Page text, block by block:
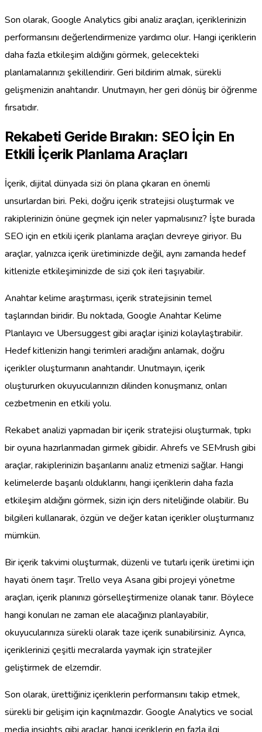
Son olarak, Google Analytics gibi analiz araçları, içeriklerinizin
performansını değerlendirmenize yardımcı olur. Hangi içeriklerin
daha fazla etkileşim aldığını görmek, gelecekteki
planlamalarınızı şekillendirir. Geri bildirim almak, sürekli
gelişmenizin anahtarıdır. Unutmayın, her geri dönüş bir öğrenme
fırsatıdır.
Rekabeti Geride Bırakın: SEO İçin En
Etkili İçerik Planlama Araçları
İçerik, dijital dünyada sizi ön plana çıkaran en önemli
unsurlardan biri. Peki, doğru içerik stratejisi oluşturmak ve
rakiplerinizin önüne geçmek için neler yapmalısınız? İşte burada
SEO için en etkili içerik planlama araçları devreye giriyor. Bu
araçlar, yalnızca içerik üretiminizde değil, aynı zamanda hedef
kitlenizle etkileşiminizde de sizi çok ileri taşıyabilir.
Anahtar kelime araştırması, içerik stratejisinin temel
taşlarından biridir. Bu noktada, Google Anahtar Kelime
Planlayıcı ve Ubersuggest gibi araçlar işinizi kolaylaştırabilir.
Hedef kitlenizin hangi terimleri aradığını anlamak, doğru
içerikler oluşturmanın anahtarıdır. Unutmayın, içerik
oluştururken okuyucularınızın dilinden konuşmanız, onları
cezbetmenin en etkili yolu.
Rekabet analizi yapmadan bir içerik stratejisi oluşturmak, tıpkı
bir oyuna hazırlanmadan girmek gibidir. Ahrefs ve SEMrush gibi
araçlar, rakiplerinizin başarılarını analiz etmenizi sağlar. Hangi
kelimelerde başarılı olduklarını, hangi içeriklerin daha fazla
etkileşim aldığını görmek, sizin için ders niteliğinde olabilir. Bu
bilgileri kullanarak, özgün ve değer katan içerikler oluşturmanız
mümkün.
Bir içerik takvimi oluşturmak, düzenli ve tutarlı içerik üretimi için
hayati önem taşır. Trello veya Asana gibi projeyi yönetme
araçları, içerik planınızı görselleştirmenize olanak tanır. Böylece
hangi konuları ne zaman ele alacağınızı planlayabilir,
okuyucularınıza sürekli olarak taze içerik sunabilirsiniz. Ayrıca,
içeriklerinizi çeşitli mecralarda yaymak için stratejiler
geliştirmek de elzemdir.
Son olarak, ürettiğiniz içeriklerin performansını takip etmek,
sürekli bir gelişim için kaçınılmazdır. Google Analytics ve social